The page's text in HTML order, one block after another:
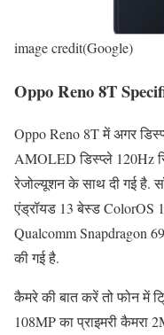
image credit(Google)
Oppo Reno 8T
Oppo Reno 8T में अगर
AMOLED डिस्प्ले 120Hz
रेजोल्यूशन के साथ दी गई है.
एंड्रॉयड 13 बेस्ड ColorOS
Qualcomm Snapdragon
की गई है.
कैमरे की बात करें तो फोन में
108MP का प्राइमरी कैमरा